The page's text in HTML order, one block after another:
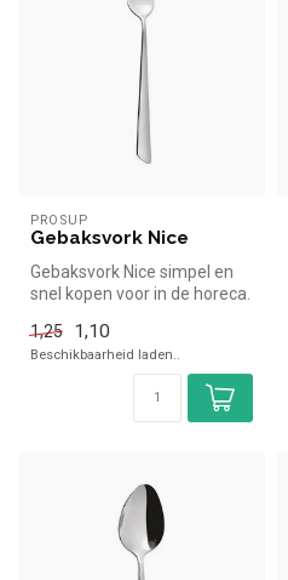
PROSUP
Gebaksvork Nice
Gebaksvork Nice simpel en
snel kopen voor in de horeca.
1,25
1,10
Beschikbaarheid laden..